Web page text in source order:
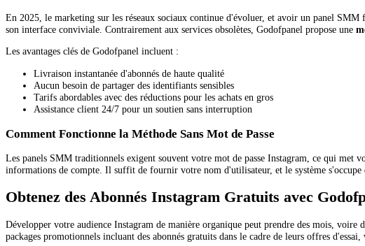
En 2025, le marketing sur les réseaux sociaux continue d'évoluer, et avoir un panel
son interface conviviale. Contrairement aux services obsolètes, Godofpanel propose une
Les avantages clés de Godofpanel incluent :
Livraison instantanée d'abonnés de haute qualité
Aucun besoin de partager des identifiants sensibles
Tarifs abordables avec des réductions pour les achats en gros
Assistance client 24/7 pour un soutien sans interruption
Comment Fonctionne la Méthode Sans Mot de Passe
Les panels SMM traditionnels exigent souvent votre mot de passe Instagram, ce qui met
informations de compte. Il suffit de fournir votre nom d'utilisateur, et le système s'occupe
Obtenez des Abonnés Instagram Gratuits avec
Développer votre audience Instagram de manière organique peut prendre des mois, voire
packages promotionnels incluant des abonnés gratuits dans le cadre de leurs offres